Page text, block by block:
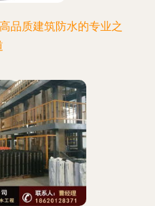
品质建筑防水的专业之